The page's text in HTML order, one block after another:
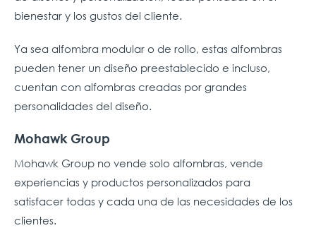
bienestar y los gustos del cliente.
Ya sea alfombra modular o de rollo, estas alfombras
pueden tener un diseño preestablecido e incluso,
cuentan con alfombras creadas por grandes
personalidades del diseño.
Mohawk Group
Mohawk Group no vende solo alfombras, vende
experiencias y productos personalizados para
satisfacer todas y cada una de las necesidades de los
clientes.